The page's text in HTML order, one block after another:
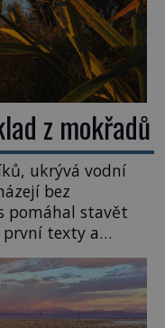
z mokřadů
ukrývá vodní
bez
pomáhal stavět
texty a
ale
už tisíce let.
obyčejnou kulisu
[…]